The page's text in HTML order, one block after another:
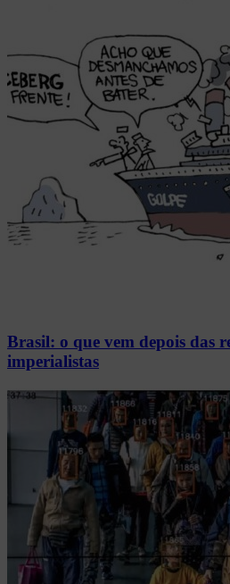
Brasil: o que vem depois das
imperialistas